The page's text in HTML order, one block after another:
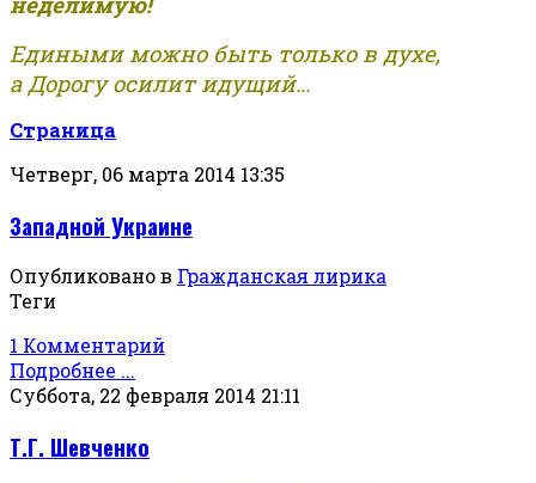
Едиными можно быть только в духе,
а Дорогу осилит идущий...
Страница
Четверг, 06 марта 2014 13:35
Западной Украине
Опубликовано в Гражданская лирика
Теги
1 Комментарий
Подробнее ...
Суббота, 22 февраля 2014 21:11
Т.Г. Шевченко